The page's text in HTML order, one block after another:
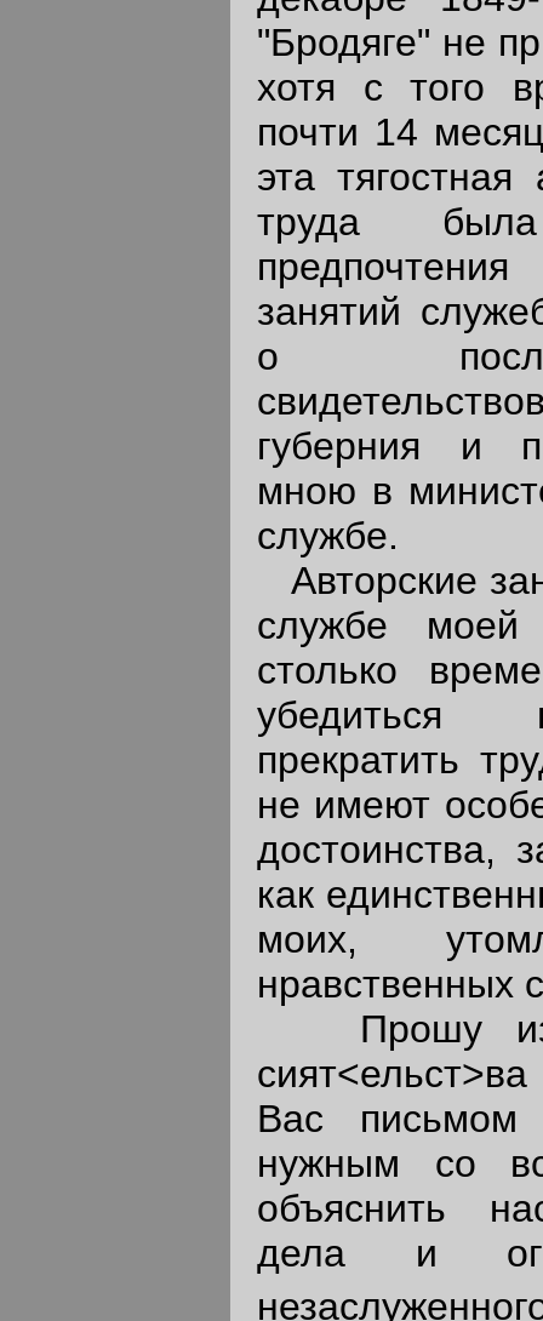
"Бродяге" не
хотя с того
почти 14
эта
труда была
занятий
о
губерния и
мною в
службе.
Авторские
службе моей
столько
убедиться
прекратить
не имеют
достоинства,
как
моих,
нравственных
Прошу
Вас
нужным со
объяснить
дела и